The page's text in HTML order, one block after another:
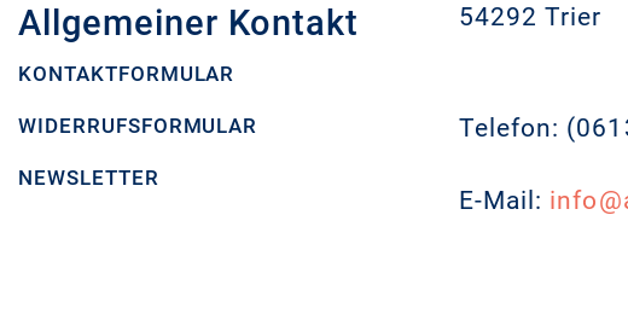
Allgemeiner Kontakt
KONTAKTFORMULAR
WIDERRUFSFORMULAR
NEWSLETTER
54292 Trier
Telefon:
E-Mail: